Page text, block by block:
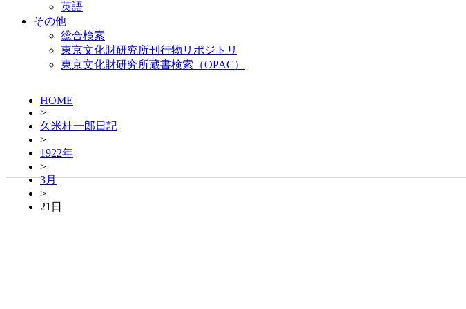
英語
その他
総合検索
東京文化財研究所刊行物リポジトリ
東京文化財研究所蔵書検索（OPAC）
HOME
>
久米桂一郎日記
>
1922年
>
3月
>
21日